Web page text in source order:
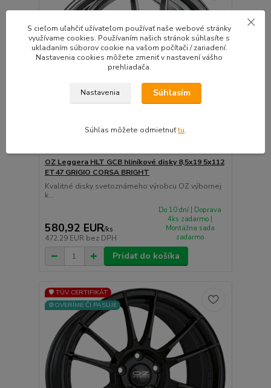
OZ Leggera HLT GCB hliníkové disky 8,5x19 5x112
ET47 GRIGIO CORSA BRIGHT
Kvalitné disky svetoznámeho výrobcu OZ výbornej
k...
580,92 EUR/ks
472,29 EUR bez DPH
Do 10 dní | Doprava
4ks zadarmo |
Montážna sada
zadarmo
Pridať do košíka
🛡️ TÜV CERTIFIKÁT
⚙️OVERÍME ČI PASUJE
S cieľom uľahčiť užívateľom používať naše webové stránky
využívame cookies. Používaním našich stránok súhlasíte s
ukladaním súborov cookie na vašom počítači / zariadení.
Nastavenia cookies môžete zmeniť v nastavení vášho
prehliadača.
Nastavenia Súhlasím
Súhlas môžete odmietnuťtu.